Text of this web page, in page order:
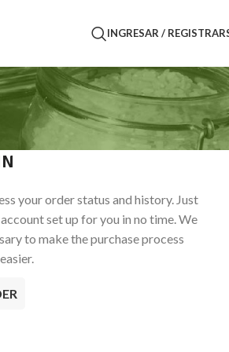
INGRESAR /
your order status and history. Just
set up for you in no time. We
to make the purchase process